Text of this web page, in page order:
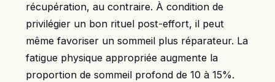
récupération, au contraire. À condition de
privilégier un bon rituel post-effort, il peut
même favoriser un sommeil plus réparateur. La
fatigue physique appropriée augmente la
proportion de sommeil profond de 10 à 15%.